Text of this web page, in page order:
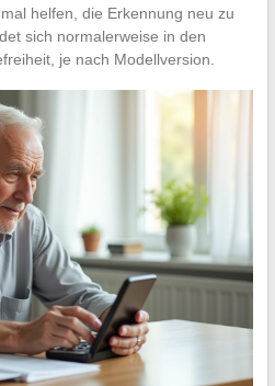
helfen, die Erkennung neu zu
sich normalerweise in den
je nach Modellversion.